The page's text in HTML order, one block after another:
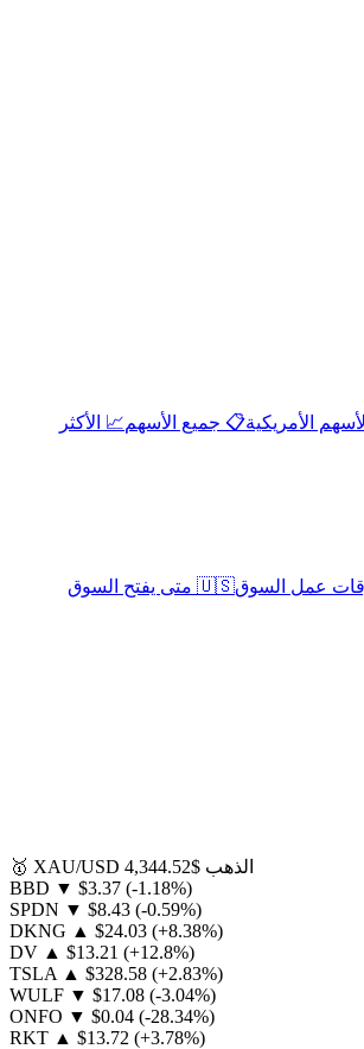
الأمريكية📋 جميع الأسهم📈 الأكثر
عمل السوق
🇺🇸 متى يفتح السوق
🥇 XAU/USD الذهب $4,344.52
BBD ▼ $3.37 (-1.18%)
SPDN ▼ $8.43 (-0.59%)
DKNG ▲ $24.03 (+8.38%)
DV ▲ $13.21 (+12.8%)
TSLA ▲ $328.58 (+2.83%)
WULF ▼ $17.08 (-3.04%)
ONFO ▼ $0.04 (-28.34%)
RKT ▲ $13.72 (+3.78%)